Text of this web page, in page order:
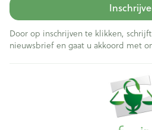
Door op inschrijven te klikken,
nieuwsbrief en gaat u akkoord met